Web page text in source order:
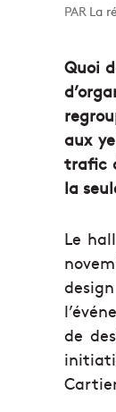
La
Quoi
aux
trafic
la
Le
de